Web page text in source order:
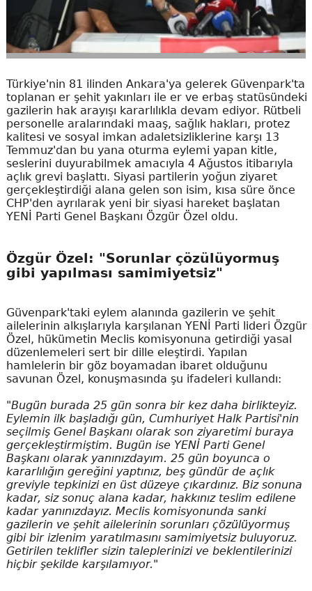
Türkiye'nin 81 ilinden Ankara'ya gelerek Güvenpark'ta
toplanan er şehit yakınları ile er ve erbaş statüsündeki
gazilerin hak arayışı kararlılıkla devam ediyor. Rütbeli
personelle aralarındaki maaş, sağlık hakları, protez
kalitesi ve sosyal imkan adaletsizliklerine karşı 13
Temmuz'dan bu yana oturma eylemi yapan kitle,
seslerini duyurabilmek amacıyla 4 Ağustos itibarıyla
açlık grevi başlattı. Siyasi partilerin yoğun ziyaret
gerçekleştirdiği alana gelen son isim, kısa süre önce
CHP'den ayrılarak yeni bir siyasi hareket başlatan
YENİ Parti Genel Başkanı Özgür Özel oldu.
Özgür Özel: "Sorunlar çözülüyormuş
gibi yapılması samimiyetsiz"
Güvenpark'taki eylem alanında gazilerin ve şehit
ailelerinin alkışlarıyla karşılanan YENİ Parti lideri Özgür
Özel, hükümetin Meclis komisyonuna getirdiği yasal
düzenlemeleri sert bir dille eleştirdi. Yapılan
hamlelerin bir göz boyamadan ibaret olduğunu
savunan Özel, konuşmasında şu ifadeleri kullandı:
"Bugün burada 25 gün sonra bir kez daha birlikteyiz.
Eylemin ilk başladığı gün, Cumhuriyet Halk Partisi'nin
seçilmiş Genel Başkanı olarak son ziyaretimi buraya
gerçekleştirmiştim. Bugün ise YENİ Parti Genel
Başkanı olarak yanınızdayım. 25 gün boyunca o
kararlılığın gereğini yaptınız, beş gündür de açlık
greviyle tepkinizi en üst düzeye çıkardınız. Biz sonuna
kadar, siz sonuç alana kadar, hakkınız teslim edilene
kadar yanınızdayız. Meclis komisyonunda sanki
gazilerin ve şehit ailelerinin sorunları çözülüyormuş
gibi bir izlenim yaratılmasını samimiyetsiz buluyoruz.
Getirilen teklifler sizin taleplerinizi ve beklentilerinizi
hiçbir şekilde karşılamıyor."